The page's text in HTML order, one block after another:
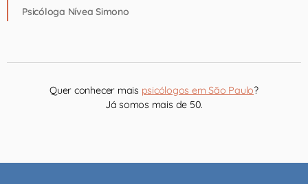
Psicóloga Nívea Simono
Quer conhecer mais psicólogos em São Paulo?
Já somos mais de 50.